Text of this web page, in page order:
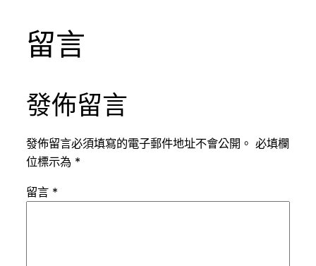
留言
發佈留言
發佈留言必須填寫的電子郵件地址不會公開。 必填欄
位標示為 *
留言 *